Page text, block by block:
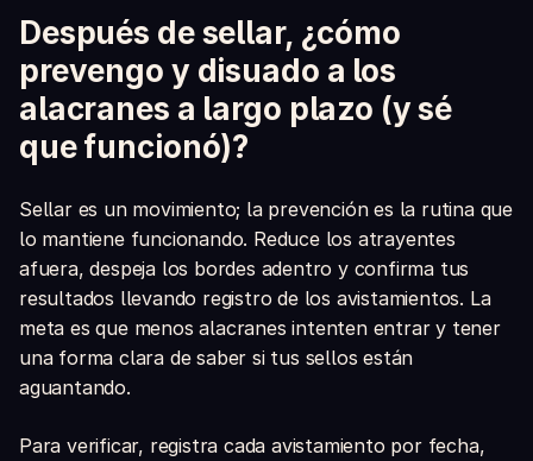
Después de sellar, ¿cómo
prevengo y disuado a los
alacranes a largo plazo (y sé
que funcionó)?
Sellar es un movimiento; la prevención es la rutina que
lo mantiene funcionando. Reduce los atrayentes
afuera, despeja los bordes adentro y confirma tus
resultados llevando registro de los avistamientos. La
meta es que menos alacranes intenten entrar y tener
una forma clara de saber si tus sellos están
aguantando.
Para verificar, registra cada avistamiento por fecha,